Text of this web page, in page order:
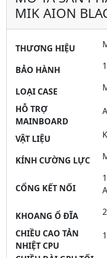
MIK AION
THƯƠNG HIỆU
BẢO HÀNH
LOẠI CASE
HỖ TRỢ
MAINBOARD
VẬT LIỆU
KÍNH CƯỜNG LỰC
CỔNG KẾT NỐI
KHOANG Ổ ĐĨA
CHIỀU CAO TẢN
NHIỆT CPU